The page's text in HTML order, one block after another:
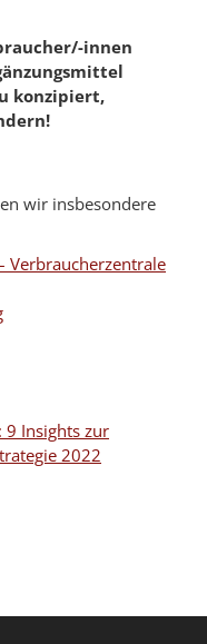
innen
konzipiert,
wir insbesondere
Verbraucherzentrale
9 Insights zur
2022